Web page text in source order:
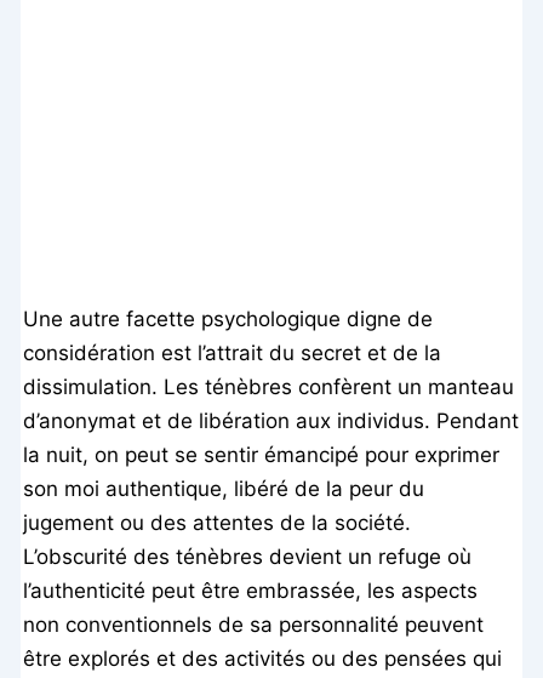
Une autre facette psychologique digne de
considération est l’attrait du secret et de la
dissimulation. Les ténèbres confèrent un manteau
d’anonymat et de libération aux individus. Pendant
la nuit, on peut se sentir émancipé pour exprimer
son moi authentique, libéré de la peur du
jugement ou des attentes de la société.
L’obscurité des ténèbres devient un refuge où
l’authenticité peut être embrassée, les aspects
non conventionnels de sa personnalité peuvent
être explorés et des activités ou des pensées qui